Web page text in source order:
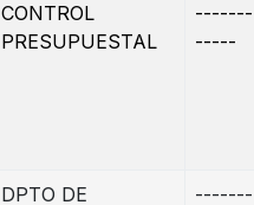
CONTROL
PRESUPUESTAL
-------
-----
DPTO DE
-------